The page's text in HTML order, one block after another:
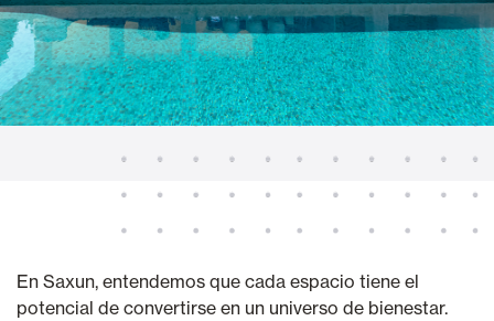
En Saxun, entendemos que cada espacio tiene el
potencial de convertirse en un universo de bienestar.